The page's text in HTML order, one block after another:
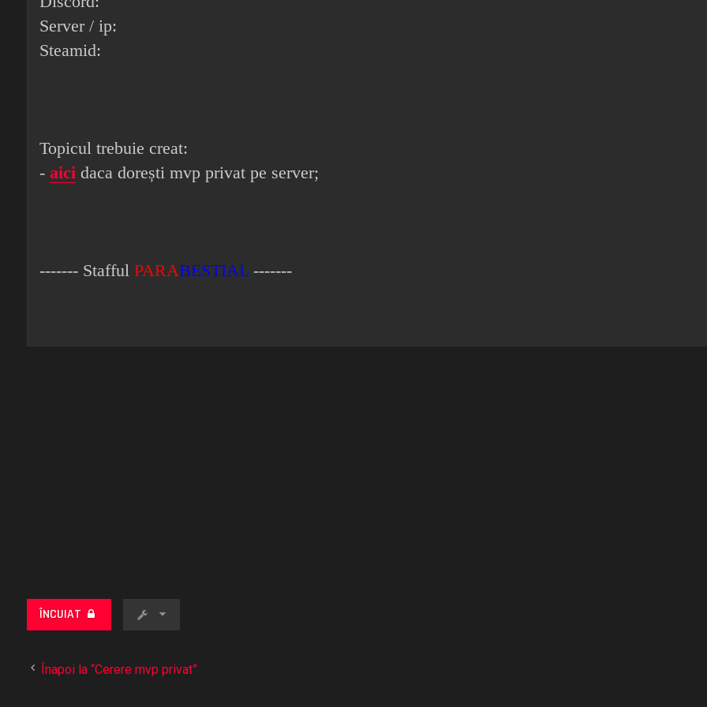
Server / ip:
Steamid:
Topicul trebuie creat:
- aici daca dorești mvp privat pe server;
------- Stafful PARABESTIAL-------
ÎNCUIAT
Înapoi la “Cerere mvp privat”